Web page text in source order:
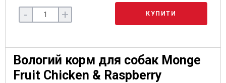
- + КУПИТИ
Вологий корм для собак Monge
Fruit Chicken & Raspberry